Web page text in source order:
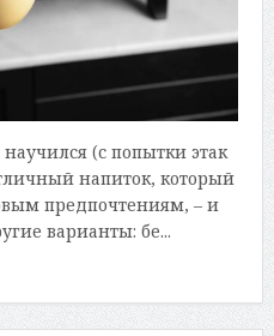
(с попытки этак
напиток, который
предпочтениям, – и
варианты: бе...